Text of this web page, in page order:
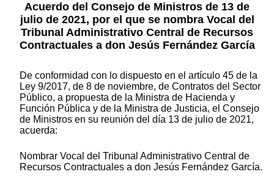
Acuerdo del Consejo de Ministros de 13 de
julio de 2021, por el que se nombra Vocal del
Tribunal Administrativo Central de Recursos
Contractuales a don Jesús Fernández García
De conformidad con lo dispuesto en el artículo 45 de la
Ley 9/2017, de 8 de noviembre, de Contratos del Sector
Público, a propuesta de la Ministra de Hacienda y
Función Pública y de la Ministra de Justicia, el Consejo
de Ministros en su reunión del día 13 de julio de 2021,
acuerda:
Nombrar Vocal del Tribunal Administrativo Central de
Recursos Contractuales a don Jesús Fernández García.